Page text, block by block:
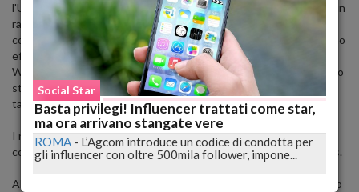
l'Università di Amsterdam, è rinchiudersi nella stessa stanza con un
ragno. Gli scienziati ritengono che 120 secondi di esposizione, in
combinazione con una dose di trattamento farmacologico, riescono
effettivamente a combattere la paura. Come riportato dal
Washington Post, i ricercatori Marieke Soeter e Merel Kindt hanno
studiato il fenomeno bloccando 45 persone in una stanza con una
tarantola.
I ricercatori hanno anche dato loro un beta-bloccante conosciuto
come propranololo o un placebo per aiutarli ad affrontare lo stress.
Alcuni hanno visto miglioramenti immediati, mentre altri che hanno
Social Star
Basta privilegi! Influencer trattati come star,
ma ora arrivano stangate vere
ROMA - L’Agcom introduce un codice di condotta per
gli influencer con oltre 500mila follower, impone...